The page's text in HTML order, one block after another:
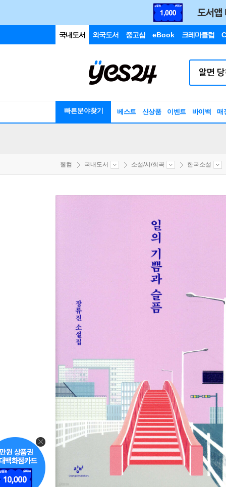
국내도서 외국도서 중고샵 eBook 크레마클럽
빠른분야찾기 베스트 신상품 이벤트 바이백 매
웰컴 국내도서 소설/시/희곡 한국소설